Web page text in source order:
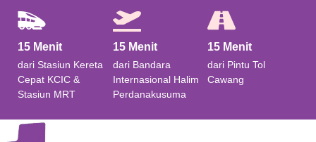
15 Menit
dari Stasiun Kereta
Cepat KCIC &
Stasiun MRT
15 Menit
dari Bandara
Internasional Halim
Perdanakusuma
15 Menit​
dari Pintu Tol
Cawang